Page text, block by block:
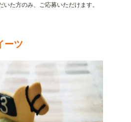
いた方のみ、ご応募いただけます。
ーツ